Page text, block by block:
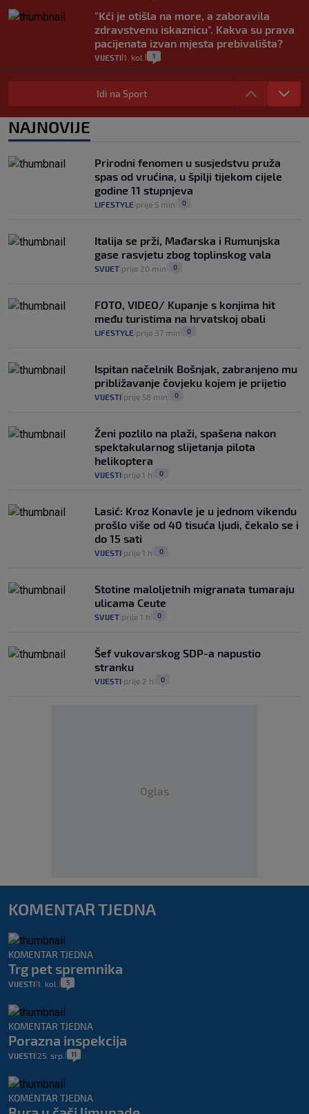
"Kći je otišla na more, a zaboravila
zdravstvenu iskaznicu". Kakva su prava
pacijenata izvan mjesta prebivališta?
VIJESTI 1. kol. 1
Provjerili smo "što ćemo onda" ako
Plenković na 15 dana ukine mjere: "Ne bi
se dogodilo ništa. Vlada se zaljubila u te
intervencije"
Analitičar o Mostu: Oni su u yin-yang
poziciji i imaju drugog najpoznatijeg
bravara u povijesti Hrvatske
VIJESTI 16
Idi na Sport
NAJNOVIJE
Prirodni fenomen u susjedstvu pruža
spas od vrućina, u špilji tijekom cijele
godine 11 stupnjeva
LIFESTYLE prije 5 min 0
Italija se prži, Mađarska i Rumunjska
gase rasvjetu zbog toplinskog vala
SVIJET prije 20 min 0
FOTO, VIDEO/ Kupanje s konjima hit
među turistima na hrvatskoj obali
LIFESTYLE prije 37 min 0
Ispitan načelnik Bošnjak, zabranjeno mu
približavanje čovjeku kojem je prijetio
VIJESTI prije 58 min 0
Ženi pozlilo na plaži, spašena nakon
spektakularnog slijetanja pilota
helikoptera
VIJESTI prije 1 h 0
Lasić: Kroz Konavle je u jednom vikendu
prošlo više od 40 tisuća ljudi, čekalo se i
do 15 sati
VIJESTI prije 1 h 0
Stotine maloljetnih migranata tumaraju
ulicama Ceute
SVIJET prije 1 h 0
Šef vukovarskog SDP-a napustio
stranku
VIJESTI prije 2 h 0
Oglas
KOMENTAR TJEDNA
KOMENTAR TJEDNA
Trg pet spremnika
VIJESTI 1. kol. 5
KOMENTAR TJEDNA
Porazna inspekcija
VIJESTI 25. srp. 11
KOMENTAR TJEDNA